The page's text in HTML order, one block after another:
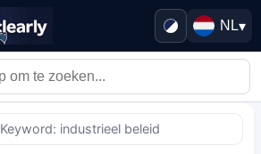
NL▾
Keyword: industrieel beleid